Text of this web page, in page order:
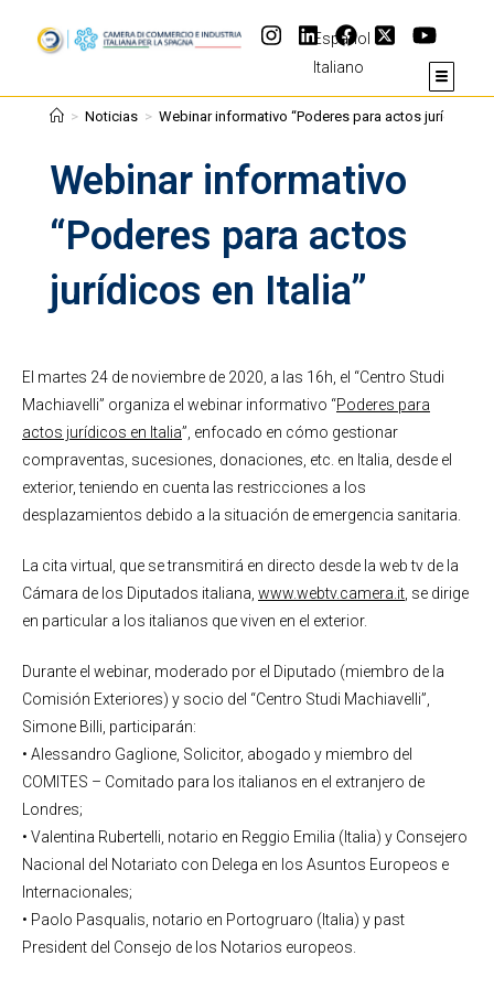
Español
Italiano
Webinar informativo
“Poderes para actos
jurídicos en Italia”
> Noticias > Webinar informativo “Poderes para actos jurídicos
El martes 24 de noviembre de 2020, a las 16h, el “Centro Studi
Machiavelli” organiza el webinar informativo “Poderes para
actos jurídicos en Italia”, enfocado en cómo gestionar
compraventas, sucesiones, donaciones, etc. en Italia, desde el
exterior, teniendo en cuenta las restricciones a los
desplazamientos debido a la situación de emergencia sanitaria.
La cita virtual, que se transmitirá en directo desde la web tv de la
Cámara de los Diputados italiana, www.webtv.camera.it , se dirige
en particular a los italianos que viven en el exterior.
Durante el webinar, moderado por el Diputado (miembro de la
Comisión Exteriores) y socio del “Centro Studi Machiavelli”,
Simone Billi, participarán:
• Alessandro Gaglione, Solicitor, abogado y miembro del
COMITES – Comitado para los italianos en el extranjero de
Londres;
• Valentina Rubertelli, notario en Reggio Emilia (Italia) y Consejero
Nacional del Notariato con Delega en los Asuntos Europeos e
Internacionales;
• Paolo Pasqualis, notario en Portogruaro (Italia) y past
President del Consejo de los Notarios europeos.